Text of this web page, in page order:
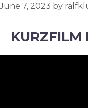
June 7, 2023 by
KURZFILM